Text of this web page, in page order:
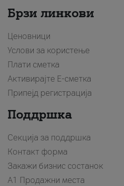
Брзи линкови
Ценовници
Услови за користење
Плати сметка
Активирајте Е-сметка
Припејд регистрација
Поддршка
Секција за поддршка
Контакт форма
Закажи бизнис состанок
A1 Продажни места